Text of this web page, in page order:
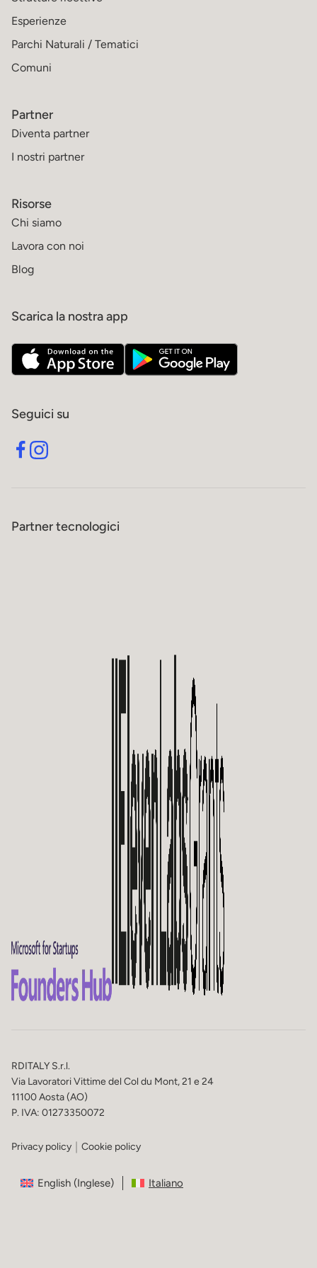
Esperienze
Parchi Naturali / Tematici
Comuni
Partner
Diventa partner
I nostri partner
Risorse
Chi siamo
Lavora con noi
Blog
Scarica la nostra app
Seguici su
Partner tecnologici
RDITALY S.r.l.
Via Lavoratori Vittime del Col du Mont, 21 e 24
11100 Aosta (AO)
P. IVA: 01273350072
Privacy policy Cookie policy
English (Inglese) Italiano